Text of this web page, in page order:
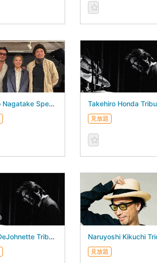
Mikiko Nagatake Special Trio - August 27, 2026 -
見放題
Jack DeJohnette Tribute Tamaya Honda 3Days - August 21, 2026 -
見放題